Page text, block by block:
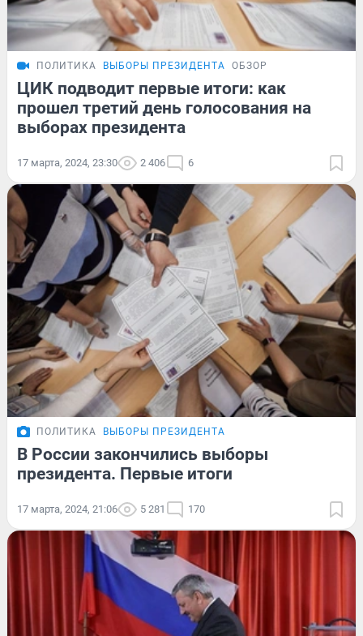
ПОЛИТИКА ВЫБОРЫ ПРЕЗИДЕНТА ОБЗОР
ЦИК подводит первые итоги: как
прошел третий день голосования на
выборах президента
17 марта, 2024, 23:30 2 406 6
ПОЛИТИКА ВЫБОРЫ ПРЕЗИДЕНТА
В России закончились выборы
президента. Первые итоги
17 марта, 2024, 21:06 5 281 170